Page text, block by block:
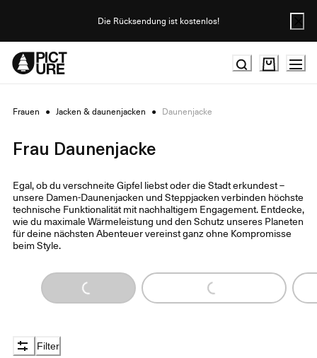
Die Rücksendung ist kostenlos!
Frauen ● Jacken & daunenjacken ● Daunenjacke
Frau Daunenjacke
Egal, ob du verschneite Gipfel liebst oder die Stadt erkundest –
unsere Damen-Daunenjacken und Steppjacken verbinden höchste
technische Funktionalität mit nachhaltigem Engagement. Entdecke,
wie du maximale Wärmeleistung und den Schutz unseres Planeten
für deine nächsten Abenteuer vereinst ganz ohne Kompromisse
beim Style.
Loading... Loading...
Filter